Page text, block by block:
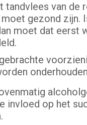
tandvlees van de
gezond zijn.
moet dat eerst
invloed op het